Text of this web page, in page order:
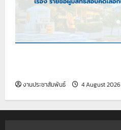
งานประชาสัมพันธ์ 4 August 2026